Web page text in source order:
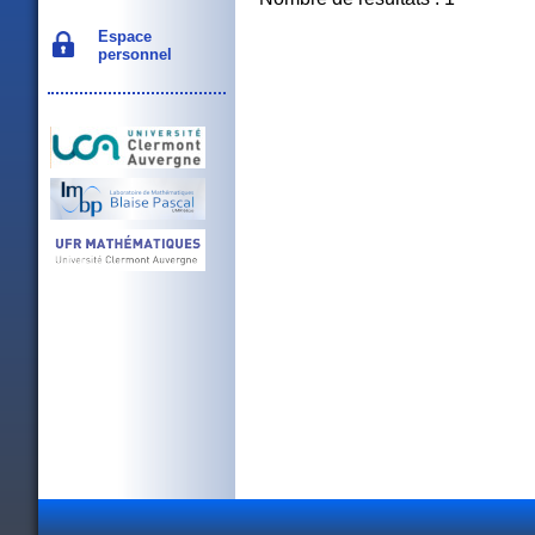
Espace
personnel